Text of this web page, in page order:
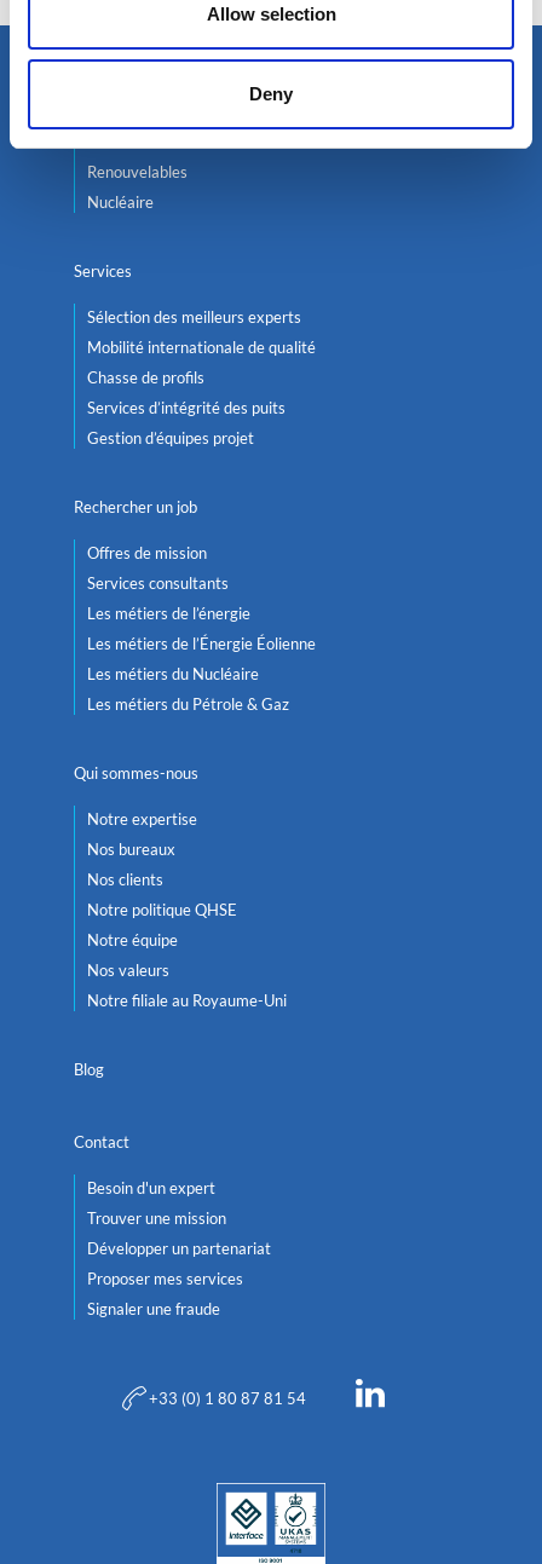
Allow selection
Deny
Renouvelables
Nucléaire
Services
Sélection des meilleurs experts
Mobilité internationale de qualité
Chasse de profils
Services d’intégrité des puits
Gestion d’équipes projet
Rechercher un job
Offres de mission
Services consultants
Les métiers de l’énergie
Les métiers de l’Énergie Éolienne
Les métiers du Nucléaire
Les métiers du Pétrole & Gaz
Qui sommes-nous
Notre expertise
Nos bureaux
Nos clients
Notre politique QHSE
Notre équipe
Nos valeurs
Notre filiale au Royaume-Uni
Blog
Contact
Besoin d'un expert
Trouver une mission
Développer un partenariat
Proposer mes services
Signaler une fraude
+33 (0) 1 80 87 81 54